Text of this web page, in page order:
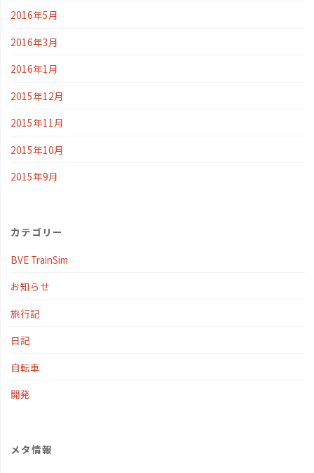
2016年5月
2016年3月
2016年1月
2015年12月
2015年11月
2015年10月
2015年9月
カテゴリー
BVE TrainSim
お知らせ
旅行記
日記
自転車
開発
メタ情報